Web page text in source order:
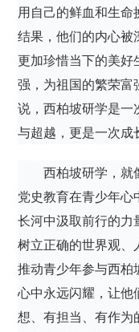
用自己的鲜血和生命
结果，他们的内心被
更加珍惜当下的美好
强，为祖国的繁荣富
说，西柏坡研学是一
与超越，更是一次成
西柏坡研学，就
党史教育在青少年心
长河中汲取前行的力
树立正确的世界观、
推动青少年参与西柏
心中永远闪耀，让他
想、有担当、有作为